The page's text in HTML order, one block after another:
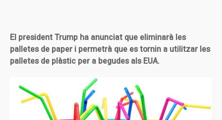
El president Trump ha anunciat que eliminarà les
palletes de paper i permetrà que es tornin a utilitzar les
palletes de plàstic per a begudes als EUA.